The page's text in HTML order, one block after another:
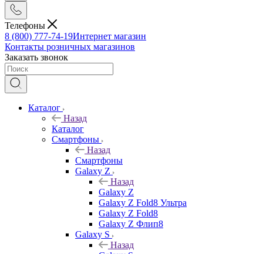
Телефоны
8 (800) 777-74-19Интернет магазин
Контакты розничных магазинов
Заказать звонок
Каталог
Назад
Каталог
Смартфоны
Назад
Смартфоны
Galaxy Z
Назад
Galaxy Z
Galaxy Z Fold8 Ультра
Galaxy Z Fold8
Galaxy Z Флип8
Galaxy S
Назад